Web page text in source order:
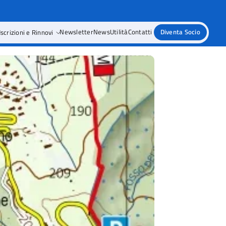
Iscrizioni e Rinnovi NewsletterNewsUtilitàContatti Diventa Socio